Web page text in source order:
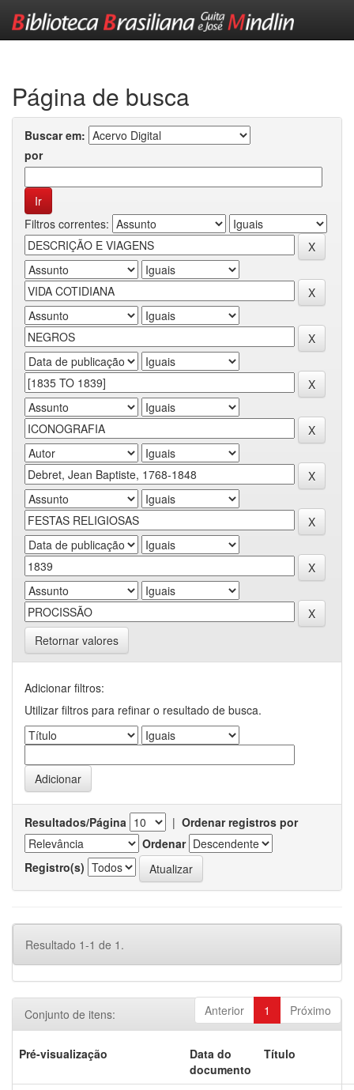
Página de busca
Buscar em:
por
Filtros correntes:
Retornar valores
Adicionar filtros:
Utilizar filtros para refinar o resultado de busca.
Resultados/Página | Ordenar registros por
Ordenar
Registro(s)
Resultado 1-1 de 1.
Anterior 1 Próximo
Conjunto de itens:
Pré-visualização
Data do
documento
Título